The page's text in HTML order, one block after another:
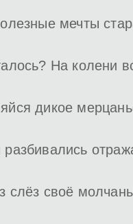
мечты
На колени
дикое
слёз своё